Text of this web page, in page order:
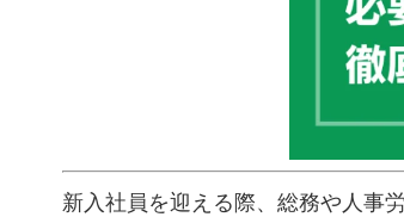
新入社員を迎える際、総務や人事